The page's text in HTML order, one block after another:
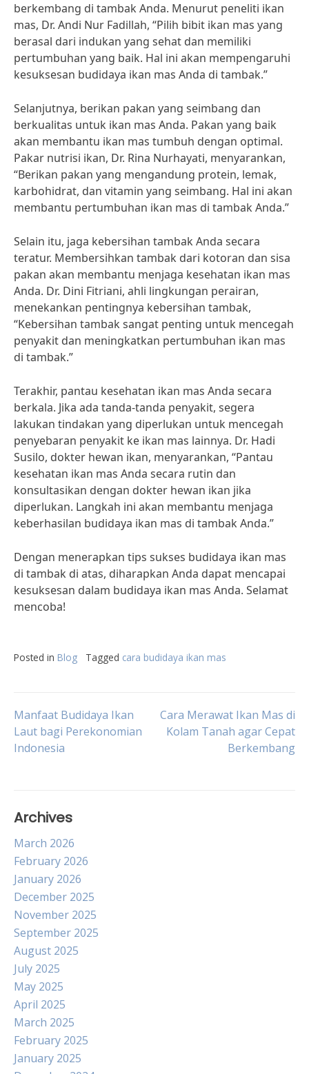
berkembang di tambak Anda. Menurut peneliti ikan
mas, Dr. Andi Nur Fadillah, “Pilih bibit ikan mas yang
berasal dari indukan yang sehat dan memiliki
pertumbuhan yang baik. Hal ini akan mempengaruhi
kesuksesan budidaya ikan mas Anda di tambak.”
Selanjutnya, berikan pakan yang seimbang dan
berkualitas untuk ikan mas Anda. Pakan yang baik
akan membantu ikan mas tumbuh dengan optimal.
Pakar nutrisi ikan, Dr. Rina Nurhayati, menyarankan,
“Berikan pakan yang mengandung protein, lemak,
karbohidrat, dan vitamin yang seimbang. Hal ini akan
membantu pertumbuhan ikan mas di tambak Anda.”
Selain itu, jaga kebersihan tambak Anda secara
teratur. Membersihkan tambak dari kotoran dan sisa
pakan akan membantu menjaga kesehatan ikan mas
Anda. Dr. Dini Fitriani, ahli lingkungan perairan,
menekankan pentingnya kebersihan tambak,
“Kebersihan tambak sangat penting untuk mencegah
penyakit dan meningkatkan pertumbuhan ikan mas
di tambak.”
Terakhir, pantau kesehatan ikan mas Anda secara
berkala. Jika ada tanda-tanda penyakit, segera
lakukan tindakan yang diperlukan untuk mencegah
penyebaran penyakit ke ikan mas lainnya. Dr. Hadi
Susilo, dokter hewan ikan, menyarankan, “Pantau
kesehatan ikan mas Anda secara rutin dan
konsultasikan dengan dokter hewan ikan jika
diperlukan. Langkah ini akan membantu menjaga
keberhasilan budidaya ikan mas di tambak Anda.”
Dengan menerapkan tips sukses budidaya ikan mas
di tambak di atas, diharapkan Anda dapat mencapai
kesuksesan dalam budidaya ikan mas Anda. Selamat
mencoba!
Posted in Blog Tagged cara budidaya ikan mas
Post
navigation
Manfaat Budidaya Ikan
Laut bagi Perekonomian
Indonesia
Cara Merawat Ikan Mas di
Kolam Tanah agar Cepat
Berkembang
Archives
March 2026
February 2026
January 2026
December 2025
November 2025
September 2025
August 2025
July 2025
May 2025
April 2025
March 2025
February 2025
January 2025